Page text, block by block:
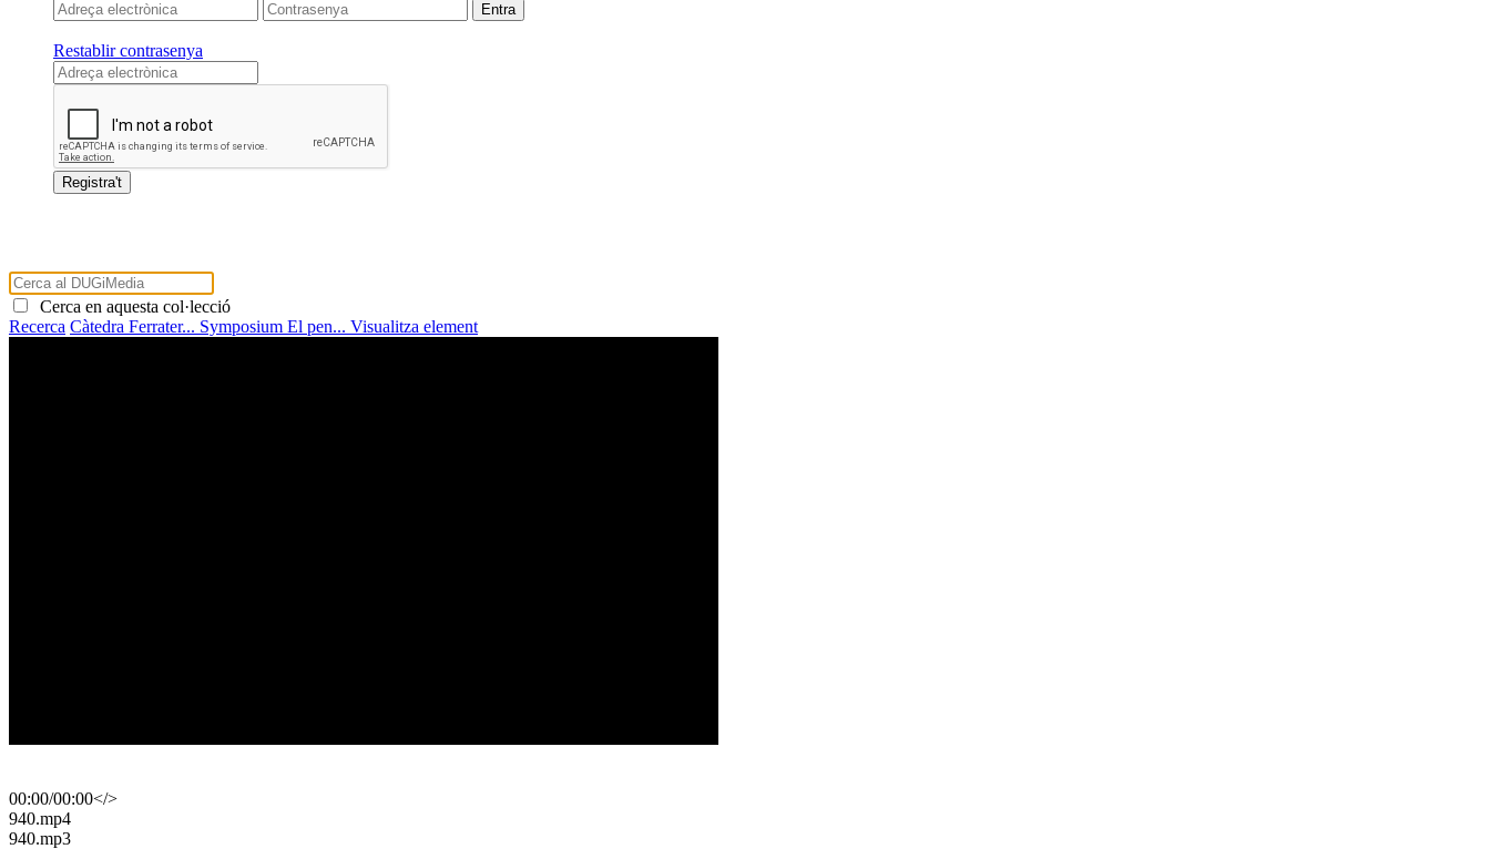
Restablir contrasenya
Cerca en aquesta col·lecció
Recerca Càtedra Ferrater... Symposium El pen... Visualitza element
00:00/00:00</>
​940.mp4
​940.mp3